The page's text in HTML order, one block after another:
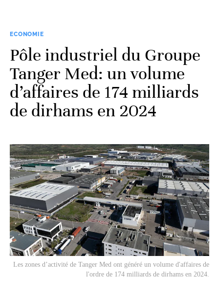
ECONOMIE
Pôle industriel du Groupe
Tanger Med: un volume
d’affaires de 174 milliards
de dirhams en 2024
Les zones d’activité de Tanger Med ont généré un volume d'affaires de
l'ordre de 174 milliards de dirhams en 2024.